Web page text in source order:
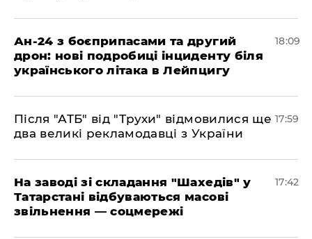
​Ан-24 з боєприпасами та другий
дрон: нові подробиці інциденту біля
українського літака в Лейпцигу
18:09
​Після "АТБ" від "Трухи" відмовилися ще
два великі рекламодавці з України
17:59
​На заводі зі складання "Шахедів" у
Татарстані відбуваються масові
звільнення — соцмережі
17:42